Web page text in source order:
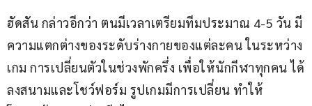
ฮัดสัน กล่าวอีกว่า ตนมีเวลาเตรียมทีมประมาณ 4-5 วัน มี
ความแตกต่างของระดับร่างกายของแต่ละคน ในระหว่าง
เกม การเปลี่ยนตัวในช่วงพักครึ่ง เพื่อให้นักกีฬาทุกคน ได้
ลงสนามและโชว์ฟอร์ม รูปเกมมีการเปลี่ยน ทำให้